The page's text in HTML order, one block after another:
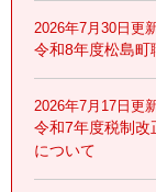
2026年7月30日更
令和8年度松島町
2026年7月17日更
令和7年度税制改
について